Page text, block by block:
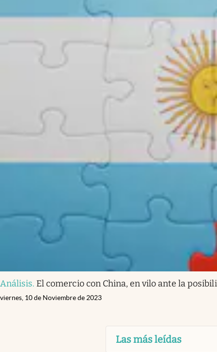
Análisis. El comercio con China, en vilo ante la
viernes, 10 de Noviembre de 2023
Las más leídas